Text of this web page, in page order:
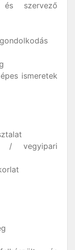
és szervező
ismeretek
/ vegyipari